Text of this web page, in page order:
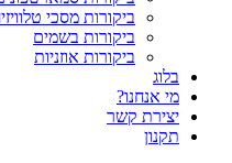
ביקורות מסכי
ביקורות בשמים
ביקורות אוזניות
בלוג
מי אנחנו?
יצירת קשר
תקנון